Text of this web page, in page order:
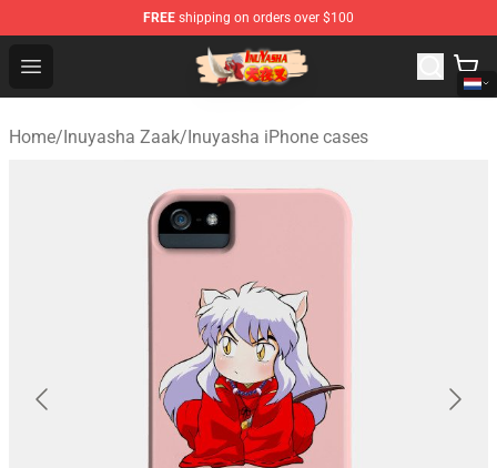
FREE shipping on orders over $100
Open menu
Inuyasha Store - Official Inuyasha Merchandise Shop
Home/Inuyasha Zaak/Inuyasha iPhone cases